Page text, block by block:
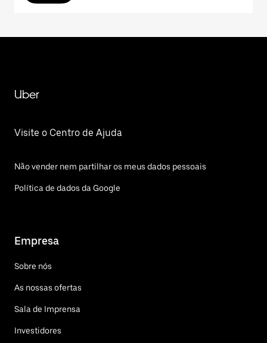
Uber
Visite o Centro de Ajuda
Não vender nem partilhar os meus dados pessoais
Política de dados da Google
Empresa
Sobre nós
As nossas ofertas
Sala de Imprensa
Investidores